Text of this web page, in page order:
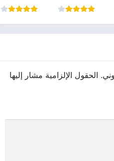
الحقول الإلزامية مشار إليها